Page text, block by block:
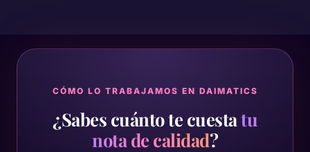
CÓMO LO TRABAJAMOS EN DAIMATICS
¿Sabes cuánto te cuestatu
nota de calidad?